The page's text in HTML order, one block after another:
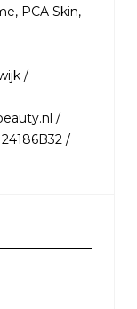
PCA Skin,
/
/
/